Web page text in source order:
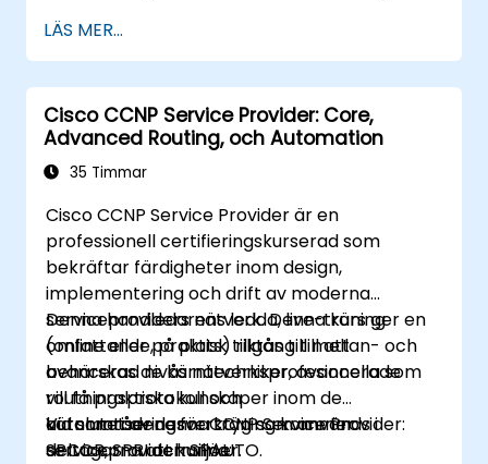
Konfigurera och hantera Cisco SD-WAN-
lösningar för företagsnätverk.
Utforma företagsnätverk med fokus på
skalbarhet, säkerhet och tillgänglighet.
Ta CCNP-certifieringsprovet med
självförtroende.
LÄS MER...
Cisco CCNP Service Provider: Core,
Advanced Routing, och Automation
35 Timmar
Cisco CCNP Service Provider är en
professionell certifieringskurserad som
bekräftar färdigheter inom design,
implementering och drift av moderna
serviceproviders nätverk. Denna kurs ger en
omfattande, praktisk tillgång till att
behärskas de kärntechniker, avancerade
routningsprotokoll och
automatiseringsverktyg som används i
serviceprovidermiljöer.
Denna handledarens ledda, live-träning
(online eller på plats) riktas till mellan- och
avancerad nivås nätverksprofesionella som
vill få praktiska kunskaper inom de
kärnområdena för CCNP Service Provider:
SPCOR, SPRI och SPAUTO.
Vid slutet av denna träning kommer
deltagarna att kunna: